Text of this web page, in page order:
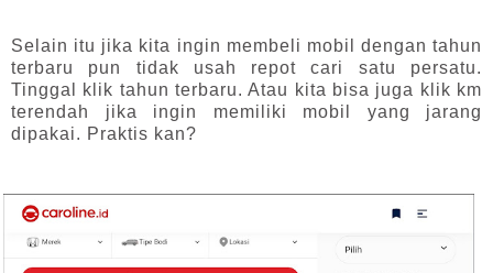
Selain itu jika kita ingin membeli mobil dengan tahun
terbaru pun tidak usah repot cari satu persatu.
Tinggal klik tahun terbaru. Atau kita bisa juga klik km
terendah jika ingin memiliki mobil yang jarang
dipakai. Praktis kan?